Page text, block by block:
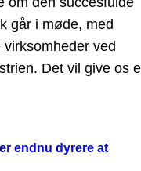
går i møde, med
ved
Det vil give os
endnu dyrere at